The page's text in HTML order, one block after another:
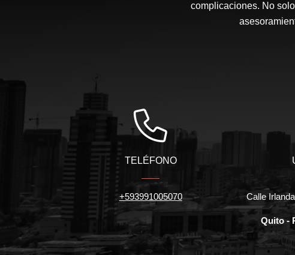
complicaciones. No
TELÉFONO
+593991005070
Calle
Quito -